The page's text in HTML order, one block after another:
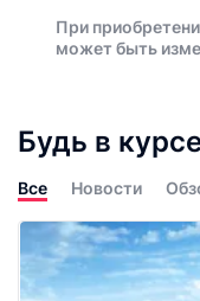
При
может быть
Будь в
Все Новости